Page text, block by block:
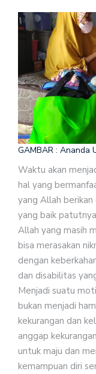
GAMBAR : Ananda
Waktu akan
hal yang
yang Allah
yang baik
Allah yang masih
bisa merasakan
dengan
dan disabilitas
Menjadi suatu
bukan menjadi
kekurangan dan
anggap
untuk maju dan
kemampuan diri